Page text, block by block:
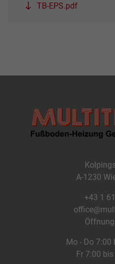
TB-EPS.pdf
A-1230
+43 1
Mo - Do 7:00
Fr 7:00